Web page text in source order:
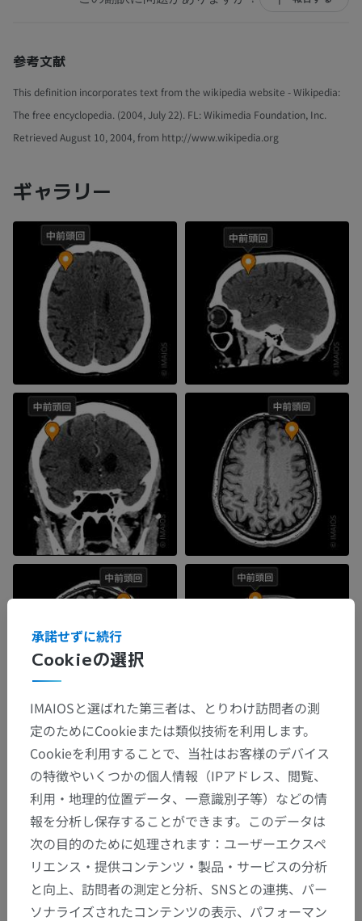
参考文献
This definition incorporates text from the wikipedia website - Wikipedia:
The free encyclopedia. (2004, July 22). FL: Wikimedia Foundation, Inc.
Retrieved August 10, 2004, from http://www.wikipedia.org
ギャラリー
Cookieの選択
承諾せずに続行
IMAIOSと選ばれた第三者は、とりわけ訪問者の測
定のためにCookieまたは類似技術を利用します。
Cookieを利用することで、当社はお客様のデバイス
の特徴やいくつかの個人情報（IPアドレス、閲覧、
利用・地理的位置データ、一意識別子等）などの情
報を分析し保存することができます。このデータは
次の目的のために処理されます：ユーザーエクスペ
リエンス・提供コンテンツ・製品・サービスの分析
と向上、訪問者の測定と分析、SNSとの連携、パー
ソナライズされたコンテンツの表示、パフォーマン